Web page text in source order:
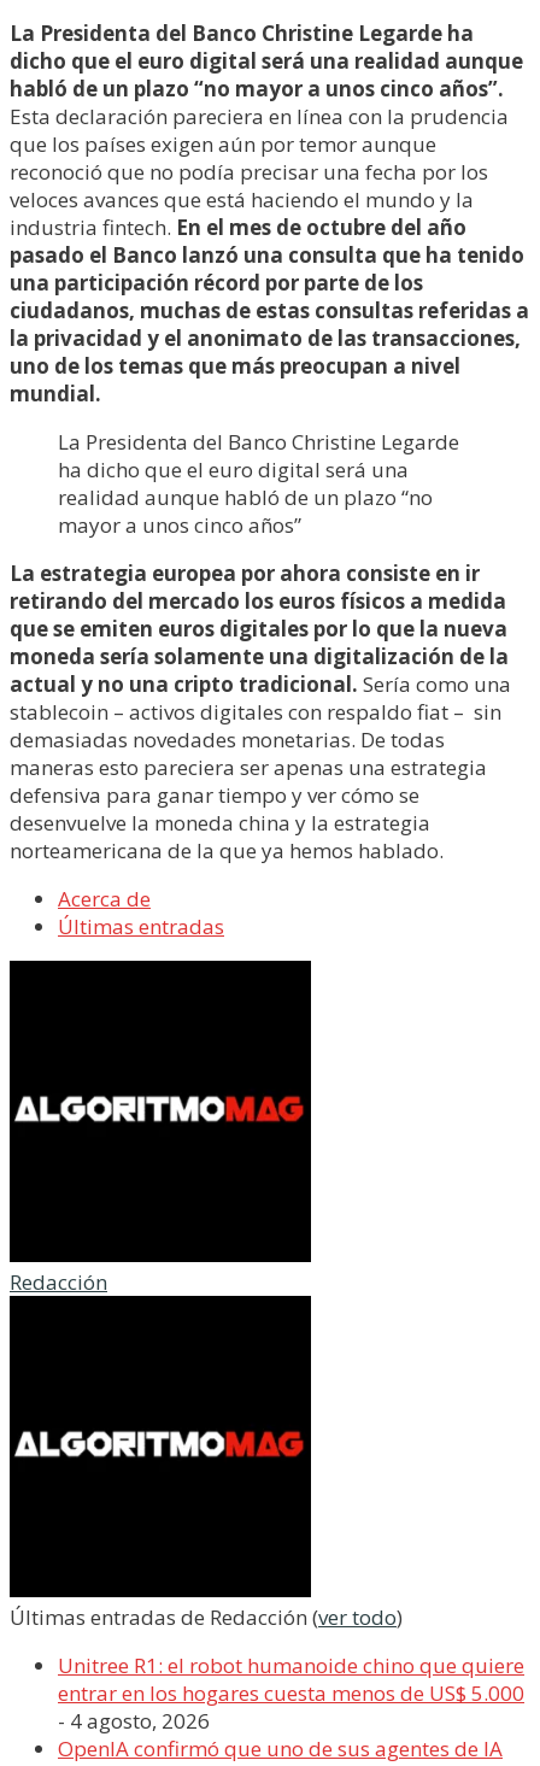
La Presidenta del Banco Christine Legarde ha
dicho que el euro digital será una realidad aunque
habló de un plazo “no mayor a unos cinco años”.
Esta declaración pareciera en línea con la prudencia
que los países exigen aún por temor aunque
reconoció que no podía precisar una fecha por los
veloces avances que está haciendo el mundo y la
industria fintech. En el mes de octubre del año
pasado el Banco lanzó una consulta que ha tenido
una participación récord por parte de los
ciudadanos, muchas de estas consultas referidas a
la privacidad y el anonimato de las transacciones,
uno de los temas que más preocupan a nivel
mundial.
La Presidenta del Banco Christine Legarde
ha dicho que el euro digital será una
realidad aunque habló de un plazo “no
mayor a unos cinco años”
La estrategia europea por ahora consiste en ir
retirando del mercado los euros físicos a medida
que se emiten euros digitales por lo que la nueva
moneda sería solamente una digitalización de la
actual y no una cripto tradicional. Sería como una
stablecoin – activos digitales con respaldo fiat – sin
demasiadas novedades monetarias. De todas
maneras esto pareciera ser apenas una estrategia
defensiva para ganar tiempo y ver cómo se
desenvuelve la moneda china y la estrategia
norteamericana de la que ya hemos hablado.
Acerca de
Últimas entradas
Redacción
Últimas entradas de Redacción (ver todo)
Unitree R1: el robot humanoide chino que quiere
entrar en los hogares cuesta menos de US$ 5.000
- 4 agosto, 2026
OpenIA confirmó que uno de sus agentes de IA